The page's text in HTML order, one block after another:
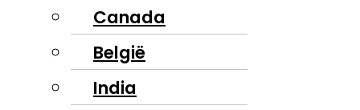
Canada
België
India